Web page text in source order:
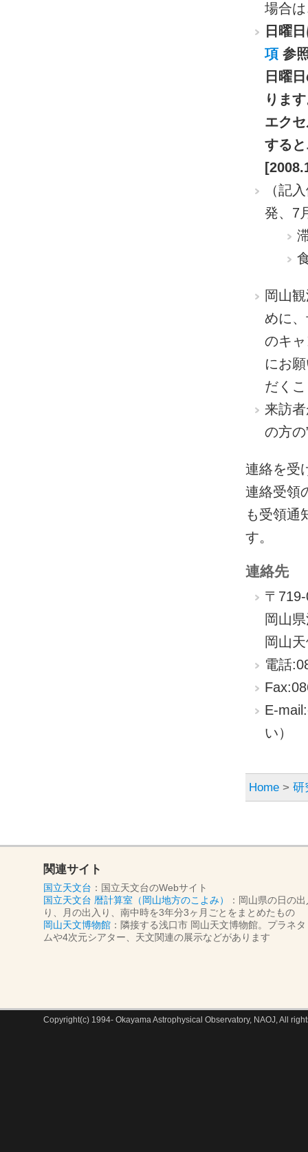
場合
日曜
項 参
日曜
りま
エク
する
（記
発、7
岡山
めに
のキ
にお
だく
来訪
の方
連絡を受
連絡受領
も受領通
す。
連絡先
〒
岡山
岡山
電話
E-
い）
Home > 研
関連サイト
国立天文台 ：国立天文台のWebサイト
国立天文台 暦計算室（岡山地方のこよみ）
：岡山県の日の
り、月の出入り、南中時を3年分3ヶ月ごとをまとめたもの
岡山天文博物館 ：隣接する浅口市 岡山天文博物館。プラネタ
ムや4次元シアター、天文関連の展示などがあります
Copyright(c) 1994- Okayama Astrophysical Observatory, NAOJ, All